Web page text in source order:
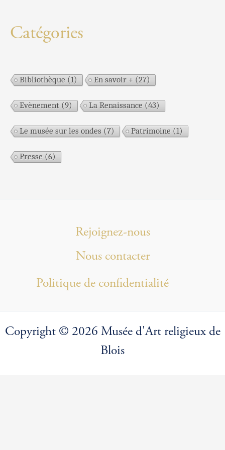
Catégories
Bibliothèque (1) En savoir + (27)
Evènement (9) La Renaissance (43)
Le musée sur les ondes (7) Patrimoine (1)
Presse (6)
Rejoignez-nous
Nous contacter
Politique de confidentialité
Copyright © 2026 Musée d'Art religieux de
Blois